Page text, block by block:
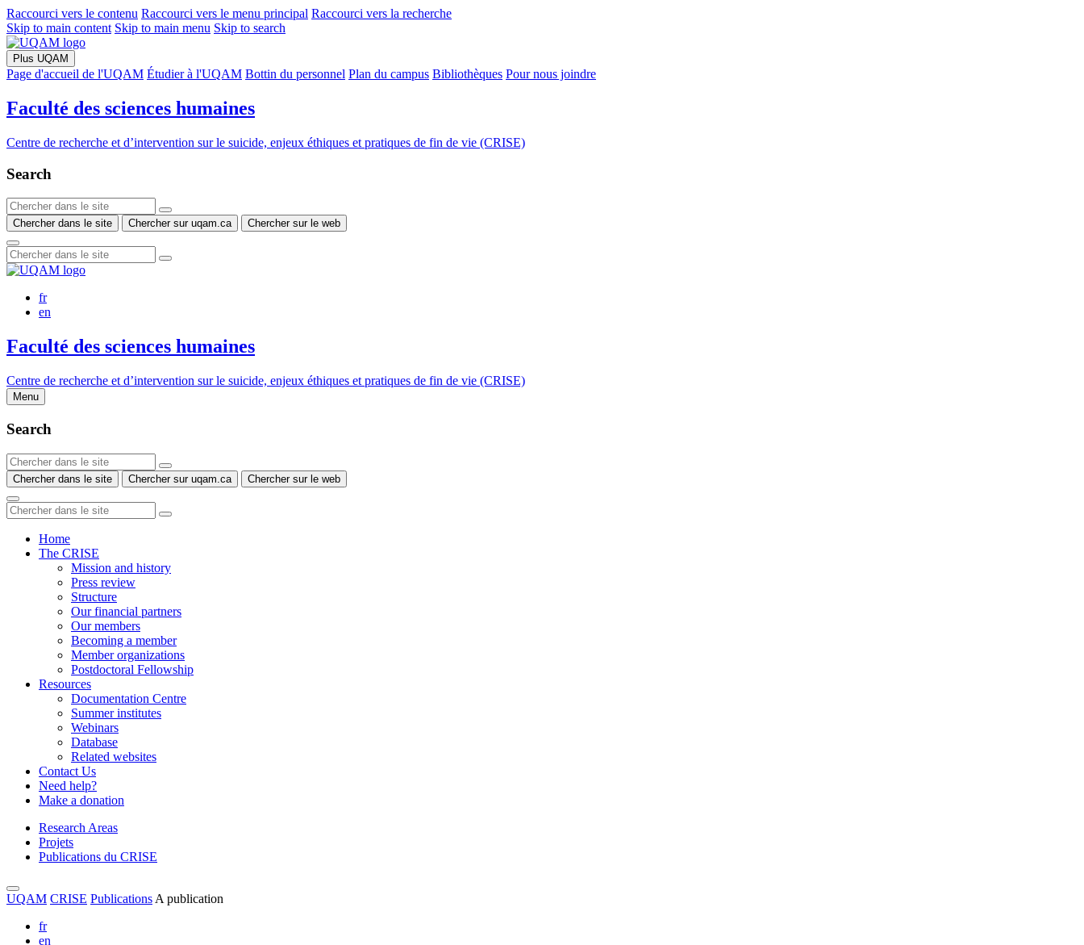
Raccourci vers le contenu Raccourci vers le menu principal Raccourci vers la recherche
Skip to main content Skip to main menu Skip to search
Plus UQAM
Page d'accueil de l'UQAM Étudier à l'UQAM Bottin du personnel Plan du campus Bibliothèques Pour nous joindre
Faculté des sciences humaines
Centre de recherche et d’intervention sur le suicide, enjeux éthiques et pratiques de fin de vie (CRISE)
Search
Chercher dans le site Chercher sur uqam.ca Chercher sur le web
fr
en
Faculté des sciences humaines
Centre de recherche et d’intervention sur le suicide, enjeux éthiques et pratiques de fin de vie (CRISE)
Menu
Search
Chercher dans le site Chercher sur uqam.ca Chercher sur le web
Home
The CRISE
Mission and history
Press review
Structure
Our financial partners
Our members
Becoming a member
Member organizations
Postdoctoral Fellowship
Resources
Documentation Centre
Summer institutes
Webinars
Database
Related websites
Contact Us
Need help?
Make a donation
Research Areas
Projets
Publications du CRISE
UQAM CRISE Publications A publication
fr
en